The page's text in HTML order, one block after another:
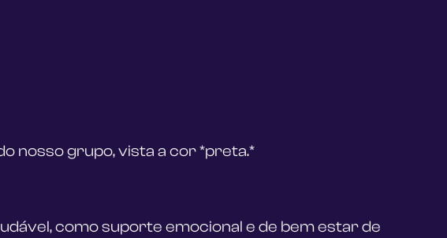
nosso grupo, vista a cor *preta.*
como suporte emocional e de bem estar de